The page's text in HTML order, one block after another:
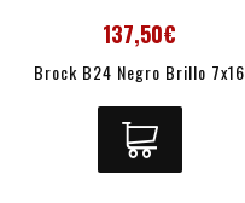
137,50€
Brock B24 Negro Brillo 7x16